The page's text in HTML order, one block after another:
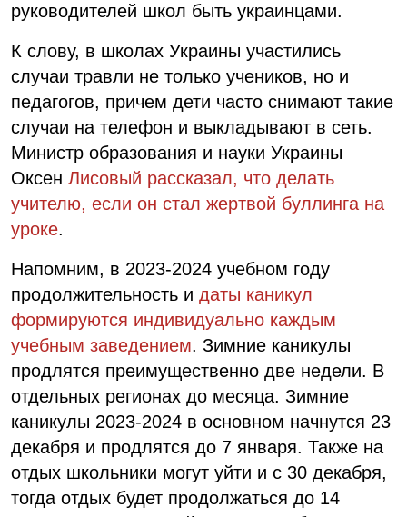
руководителей школ быть украинцами.
К слову, в школах Украины участились
случаи травли не только учеников, но и
педагогов, причем дети часто снимают такие
случаи на телефон и выкладывают в сеть.
Министр образования и науки Украины
Оксен Лисовый рассказал, что делать
учителю, если он стал жертвой буллинга на
уроке.
Напомним, в 2023-2024 учебном году
продолжительность и даты каникул
формируются индивидуально каждым
учебным заведением. Зимние каникулы
продлятся преимущественно две недели. В
отдельных регионах до месяца. Зимние
каникулы 2023-2024 в основном начнутся 23
декабря и продлятся до 7 января. Также на
отдых школьники могут уйти и с 30 декабря,
тогда отдых будет продолжаться до 14